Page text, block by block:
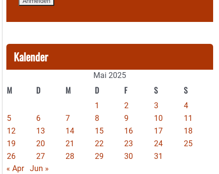
Kalender
Mai 2025
M D M D F S S
1 2 3
4
5
6 7 8 9 10
11
12
13 14 15 16 17
18
19
20 21 22 23 24
25
26
27 28 29 30
31
« Apr
Jun »